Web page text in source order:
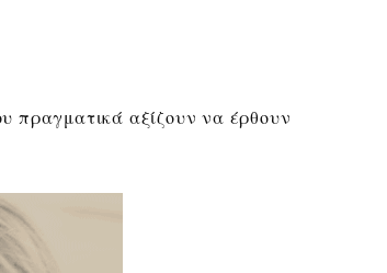
πραγματικά αξίζουν να έρθουν